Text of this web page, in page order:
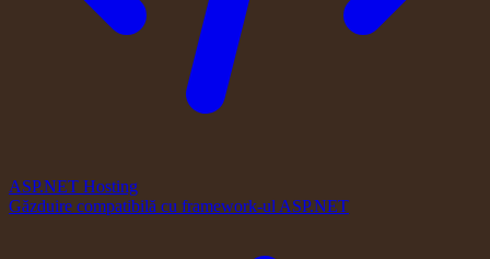
ASP.NET Hosting
Găzduire compatibilă cu framework-ul ASP.NET